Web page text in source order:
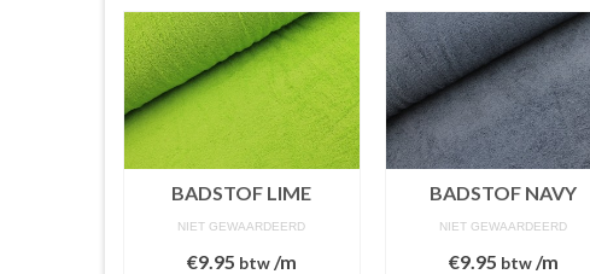
BADSTOF LIME
NIET GEWAARDEERD
€9.95 btw/m
BADSTOF NAVY
NIET GEWAARDEERD
€9.95 btw/m